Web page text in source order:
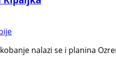
nalazi se i planina